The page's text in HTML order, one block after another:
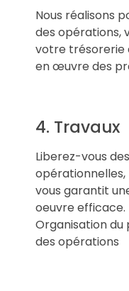
Nous réalisons
des opérations,
votre trésorerie
en œuvre des
4. Travaux
Liberez-vous
vous garantit
oeuvre efficace.
Organisation du
des opérations